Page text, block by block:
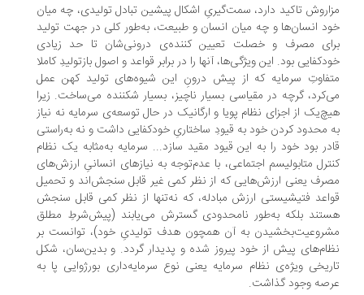
تاکید دارد، سمت‌گیرىِ اشکال پیشین تبادل تولیدى، چه میان
انسان‌ها و چه میان انسان و طبیعت، به‌طور کلی در جهت تولید
مصرف و خصلت تعیین کننده‌ی درونى‌شان تا حد زیادى
بود. این ویژگى‌ها، آنها را در برابر قواعد و اصول بازتولیدِ کاملا
سرمایه که از پیش درونِ این شیوه‌هاى تولید کهن عمل
گرچه در مقیاسى بسیار ناچیز، بسیار شکننده مى‌ساخت. زیرا
از اجزاى نظام پویا و ارگانیک در حال توسعه‌ى سرمایه نه نیاز
محدود کردن خود به قیودِ ساختارىِ خودکفایی داشت و نه به‌راستى
بود خود را به این قیود مقید سازد... سرمایه به‌مثابه یک نظام
متابولیسم اجتماعى، با عدم‌توجه به نیازهاى انسانىِ ارزش‌هاى
یعنى ارزش‌هایى که از نظر کمی غیر قابل سنجش‌اند و تحمیل
فتیشیستى ارزش مبادله، که نه‌تنها از نظر کمی قابل سنجش
بلکه به‌طور نامحدودى گسترش مى‌یابند (پیش‌شرطِ مطلق
به آن همچون هدف تولیدىِ خود)، توانست بر
پیش از خود پیروز شده و پدیدار گردد. و بدین‌سان، شکل
ویژه‌ى نظام سرمایه یعنى نوع سرمایه‌دارى بورژوایى پا به
وجود گذاشت.